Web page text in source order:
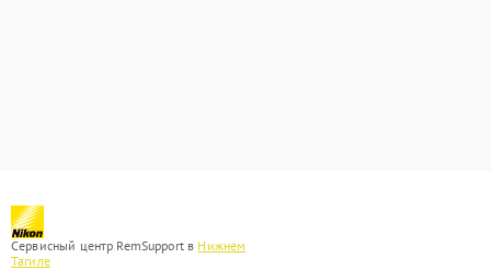
Сервисный центр RemSupport в Нижнем
Тагиле